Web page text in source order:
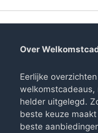
Over
Eerlijke
helder uitgelegd.
beste keuze
beste